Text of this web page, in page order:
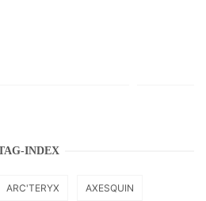
INDEX
ARC'TERYX AXESQUIN